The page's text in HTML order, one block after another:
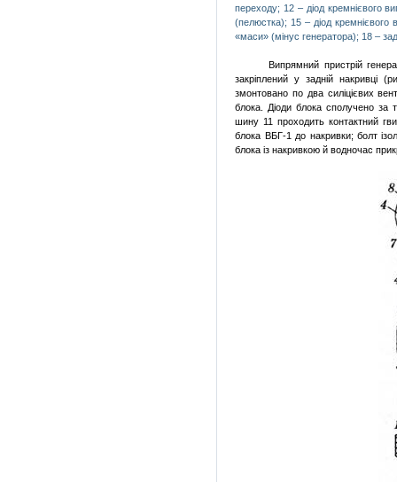
переходу; 12 – діод кремнієвого
(пелюстка); 15 – діод
«маси» (мінус генератора); 18 –
Випрямний пристрій
закріплений у зад­ній накривці
змонтовано по два силіцієвих
блока. Діоди блока сполучено
шину 11 проходить контактний
блока ВБГ-1 до накривки; болт
блока із накривкою й водночас